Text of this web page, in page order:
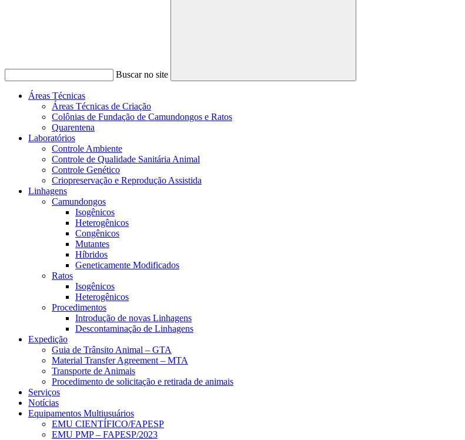
Buscar no site
Buscar
Áreas Técnicas
Áreas Técnicas de Criação
Colônias de Fundação de Camundongos e Ratos
Quarentena
Laboratórios
Controle Ambiente
Controle de Qualidade Sanitária Animal
Controle Genético
Criopreservação e Reprodução Assistida
Linhagens
Camundongos
Isogênicos
Heterogênicos
Congênicos
Mutantes
Híbridos
Geneticamente Modificados
Ratos
Isogênicos
Heterogênicos
Procedimentos
Introdução de novas Linhagens
Descontaminação de Linhagens
Expedição
Guia de Trânsito Animal – GTA
Material Transfer Agreement – MTA
Transporte de Animais
Procedimento de solicitação e retirada de animais
Serviços
Notícias
Equipamentos Multiusuários
EMU CIENTÍFICO/FAPESP
EMU PMP – FAPESP/2023